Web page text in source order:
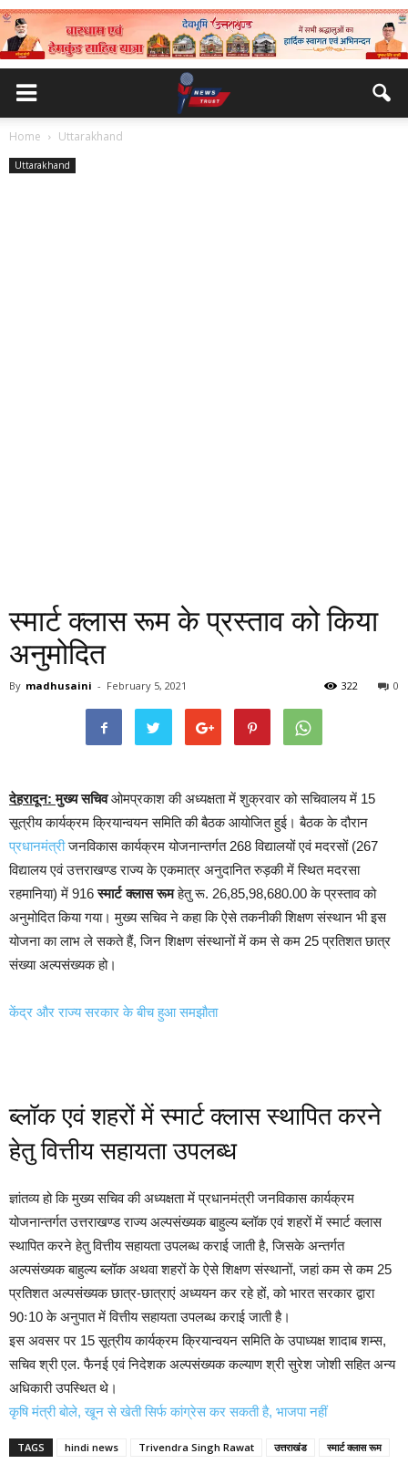
Home Uttarakhand
Uttarakhand
स्मार्ट क्लास रूम के प्रस्ताव को किया
अनुमोदित
By madhusaini - February 5, 2021 0
322
देहरादून:मुख्य सचिवओमप्रकाश की अध्यक्षता में शुक्रवार को सचिवालय में 15
सूत्रीय कार्यक्रम क्रियान्वयन समिति की बैठक आयोजित हुई। बैठक के दौरान
प्रधानमंत्रीजनविकास कार्यक्रम योजनान्तर्गत 268 विद्यालयों एवं मदरसों (267
विद्यालय एवं उत्तराखण्ड राज्य के एकमात्र अनुदानित रुड़की में स्थित मदरसा
रहमानिया) में 916स्मार्ट क्लास रूमहेतु रू. 26,85,98,680.00 के प्रस्ताव को
अनुमोदित किया गया। मुख्य सचिव ने कहा कि ऐसे तकनीकी शिक्षण संस्थान भी इस
योजना का लाभ ले सकते हैं, जिन शिक्षण संस्थानों में कम से कम 25 प्रतिशत छात्र
संख्या अल्पसंख्यक हो।
केंद्र और राज्य सरकार के बीच हुआ समझौता
ब्लॉक एवं शहरों में स्मार्ट क्लास स्थापित करने
हेतु वित्तीय सहायता उपलब्ध
ज्ञांतव्य हो कि मुख्य सचिव की अध्यक्षता में प्रधानमंत्री जनविकास कार्यक्रम
योजनान्तर्गत उत्तराखण्ड राज्य अल्पसंख्यक बाहुल्य ब्लॉक एवं शहरों में स्मार्ट क्लास
स्थापित करने हेतु वित्तीय सहायता उपलब्ध कराई जाती है, जिसके अन्तर्गत
अल्पसंख्यक बाहुल्य ब्लॉक अथवा शहरों के ऐसे शिक्षण संस्थानों, जहां कम से कम 25
प्रतिशत अल्पसंख्यक छात्र-छात्राएं अध्ययन कर रहे हों, को भारत सरकार द्वारा
90ः10 के अनुपात में वित्तीय सहायता उपलब्ध कराई जाती है।
इस अवसर पर 15 सूत्रीय कार्यक्रम क्रियान्वयन समिति के उपाध्यक्ष शादाब शम्स,
सचिव श्री एल. फैनई एवं निदेशक अल्पसंख्यक कल्याण श्री सुरेश जोशी सहित अन्य
अधिकारी उपस्थित थे।
कृषि मंत्री बोले, खून से खेती सिर्फ कांग्रेस कर सकती है, भाजपा नहीं
TAGS hindi news Trivendra Singh Rawat उत्तराखंड स्मार्ट क्लास रूम